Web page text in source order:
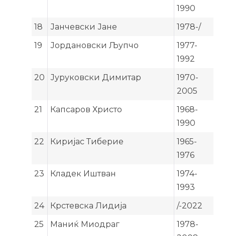
1990
18
Јанчевски Јане
1978-/
19
Јордановски Љупчо
1977-
1992
20
Јуруковски Димитар
1970-
2005
21
Капсаров Христо
1968-
1990
22
Киријас Тиберие
1965-
1976
23
Кладек Иштван
1974-
1993
24
Крстевска Лидија
/-2022
25
Маниќ Миодраг
1978-